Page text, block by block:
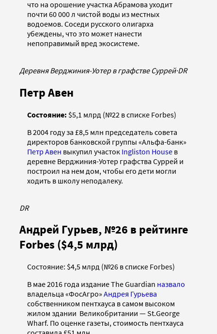
что на орошение участка Абрамова уходит
почти 60 000 л чистой воды из местных
водоемов. Соседи русского олигарха
убеждены, что это может нанести
непоправимый вред экосистеме.
Деревня Верджиния-Уотер в графстве Суррей·DR
Петр Авен
Состояние: $5,1 млрд (№22 в списке Forbes)
В 2004 году за £8,5 млн председатель совета
директоров банковской группы «Альфа-банк»
Петр Авен выкупил участок Ingliston House в
деревне Верджиния-Уотер графства Суррей и
построил на нем дом, чтобы его дети могли
ходить в школу неподалеку.
DR
Андрей Гурьев, №26 в рейтинге
Forbes ($4,5 млрд)
Состояние: $4,5 млрд (№26 в списке Forbes)
В мае 2016 года издание The Guardian назвало
владельца «ФосАгро» Андрея Гурьева
собственником пентхауса в самом высоком
жилом здании Великобритании — St.George
Wharf. По оценке газеты, стоимость пентхауса